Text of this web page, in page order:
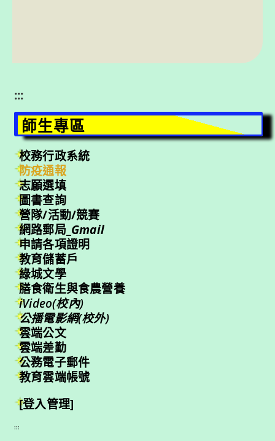
:::
師生專區
校務行政系統
防疫通報
志願選填
圖書查詢
營隊/活動/競賽
網路郵局_ Gmail
申請各項證明
教育儲蓄戶
綠城文學
膳食衛生與食農營養
iVideo(校內)
公播電影網(校外)
雲端公文
雲端差勤
公務電子郵件
教育雲端帳號
[登入管理]
:::